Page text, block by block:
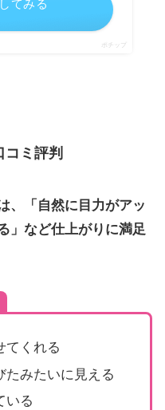
てみる
ポチップ
ミ評判
、「自然に目力がアッ
」など仕上がりに満足
てくれる
たみたいに見える
いる